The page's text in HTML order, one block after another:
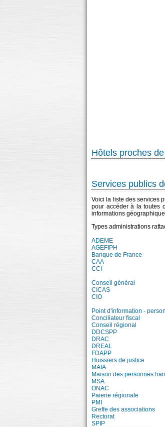
Hôtels proches
Services publics
Voici la liste des services
pour accéder à la toutes
informations
Types administrations
ADEME
AGEFIPH
Banque de France
CAA
CCI
Conseil général
CICAS
CIO
Point d'information -
Conciliateur fiscal
Conseil régional
DDCSPP
DRAC
DREAL
FDAPP
Huissiers de justice
MAIA
Maison des personnes
MSA
ONAC
Paierie régionale
PMI
Greffe des associations
Rectorat
SPIP